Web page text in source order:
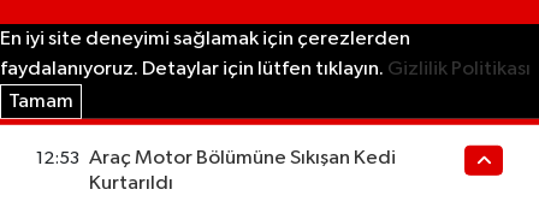
En iyi site deneyimi sağlamak için çerezlerden
faydalanıyoruz. Detaylar için lütfen tıklayın. Gizlilik Politikası
Tamam
12:53
Araç Motor Bölümüne Sıkışan Kedi
Kurtarıldı